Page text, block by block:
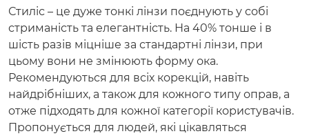
Стиліс – це дуже тонкі лінзи поєднують у собі
стриманість та елегантність. На 40% тонше і в
шість разів міцніше за стандартні лінзи, при
цьому вони не змінюють форму ока.
Рекомендуються для всіх корекцій, навіть
найдрібніших, а також для кожного типу оправ, а
отже підходять для кожної категорії користувачів.
Пропонується для людей, які цікавляться